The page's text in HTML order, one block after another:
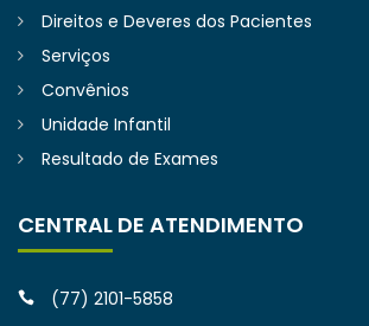
Direitos e Deveres dos Pacientes
Serviços
Convênios
Unidade Infantil
Resultado de Exames
CENTRAL DE ATENDIMENTO
(77) 2101-5858